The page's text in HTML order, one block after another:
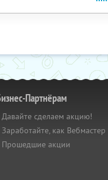
Партнёрам
Давайте сделаем акцию!
Заработайте, как Вебмастер
Прошедшие акции